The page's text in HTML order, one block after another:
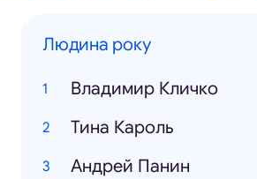
Людина року
Владимир Кличко
Тина Кароль
Андрей Панин